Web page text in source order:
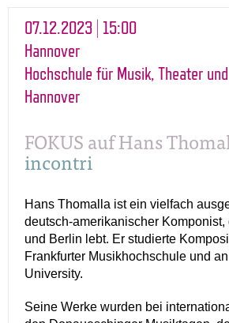
07.12.2023 | 15:00
Hannover
Hochschule für Musik, Theater
Hannover
FOKUS auf Hans
incontri
Hans Thomalla ist ein vielfach
deutsch-amerikanischer
und Berlin lebt. Er studierte
Frankfurter Musikhochschule und
University.
Seine Werke wurden bei